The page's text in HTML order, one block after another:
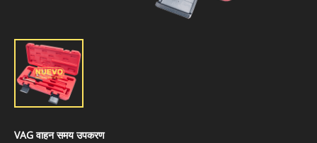
VAG वाहन समय उपकरण